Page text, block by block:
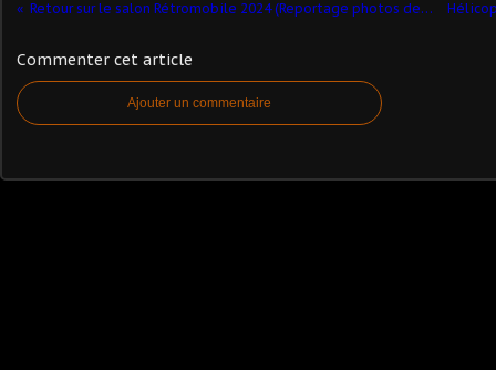
Retour sur le salon Rétromobile 2024 (Reportage photos de Jérôme Hadacek)
Commenter cet article
Ajouter un commentaire